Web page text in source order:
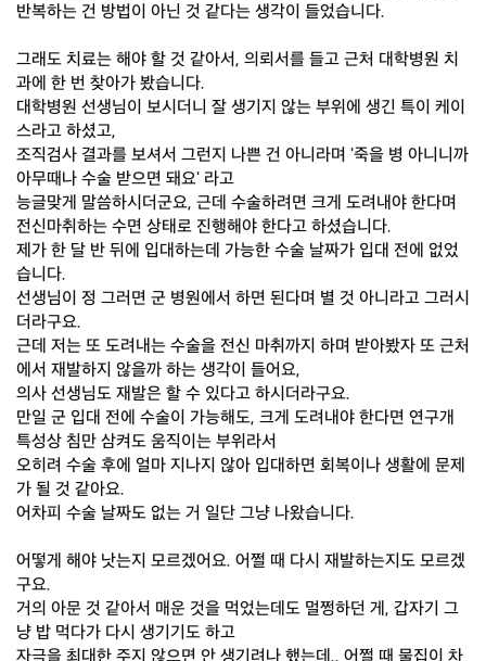
반복하는 건 방법이 아닌 것 같다는 생각이 들었습니다.
그래도 치료는 해야 할 것 같아서, 의뢰서를 들고 근처 대학병원 치
과에 한 번 찾아가 봤습니다.
대학병원 선생님이 보시더니 잘 생기지 않는 부위에 생긴 특이 케이
스라고 하셨고,
조직검사 결과를 보셔서 그런지 나쁜 건 아니라며 '죽을 병 아니니까
아무때나 수술 받으면 돼요' 라고
능글맞게 말씀하시더군요, 근데 수술하려면 크게 도려내야 한다며
전신마취하는 수면 상태로 진행해야 한다고 하셨습니다.
제가 한 달 반 뒤에 입대하는데 가능한 수술 날짜가 입대 전에 없었
습니다.
선생님이 정 그러면 군 병원에서 하면 된다며 별 것 아니라고 그러시
더라구요.
근데 저는 또 도려내는 수술을 전신 마취까지 하며 받아봤자 또 근처
에서 재발하지 않을까 하는 생각이 들어요,
의사 선생님도 재발은 할 수 있다고 하시더라구요.
만일 군 입대 전에 수술이 가능해도, 크게 도려내야 한다면 연구개
특성상 침만 삼켜도 움직이는 부위라서
오히려 수술 후에 얼마 지나지 않아 입대하면 회복이나 생활에 문제
가 될 것 같아요.
어차피 수술 날짜도 없는 거 일단 그냥 나왔습니다.
어떻게 해야 낫는지 모르겠어요. 어쩔 때 다시 재발하는지도 모르겠
구요.
거의 아문 것 같아서 매운 것을 먹었는데도 멀쩡하던 게, 갑자기 그
냥 밥 먹다가 다시 생기기도 하고